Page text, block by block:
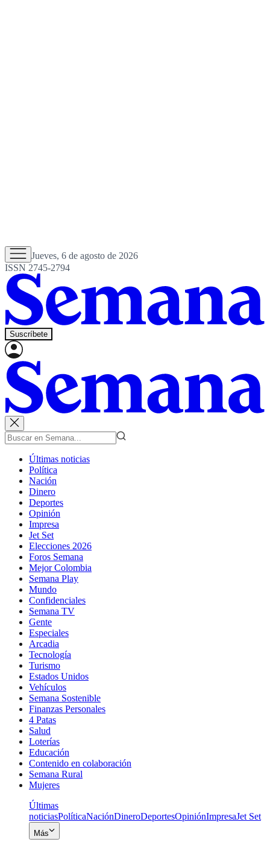
Jueves, 6 de agosto de 2026
ISSN 2745-2794
Suscríbete
Últimas noticias
Política
Nación
Dinero
Deportes
Opinión
Impresa
Jet Set
Elecciones 2026
Foros Semana
Mejor Colombia
Semana Play
Mundo
Confidenciales
Semana TV
Gente
Especiales
Arcadia
Tecnología
Turismo
Estados Unidos
Vehículos
Semana Sostenible
Finanzas Personales
4 Patas
Salud
Loterías
Educación
Contenido en colaboración
Semana Rural
Mujeres
Últimas
noticiasPolíticaNaciónDineroDeportesOpiniónImpresaJet Set
Más